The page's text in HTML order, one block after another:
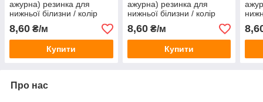
ажурна) резинка для
нижньої білизни / колір
БІЛИЙ / ширина 1,5 см /
замовлення від 1 метра
8,60 ₴/м
Купити
ажурна) резинка для
нижньої білизни / колір
ТЕПЛИЙ БІЛИЙ / ширина
1,5 см / замовлення від 1
метра
8,60₴/м
Купити
см /
Про нас